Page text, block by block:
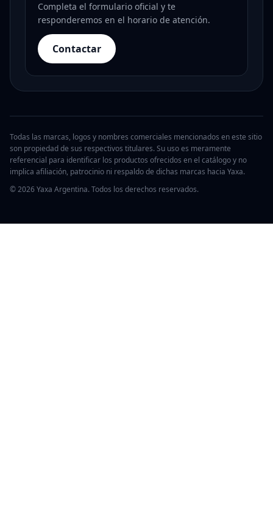
Completa el formulario oficial y te
responderemos en el horario de atención.
Contactar
Todas las marcas, logos y nombres comerciales mencionados en este sitio
son propiedad de sus respectivos titulares. Su uso es meramente
referencial para identificar los productos ofrecidos en el catálogo y no
implica afiliación, patrocinio ni respaldo de dichas marcas hacia Yaxa.
© 2026 Yaxa Argentina. Todos los derechos reservados.